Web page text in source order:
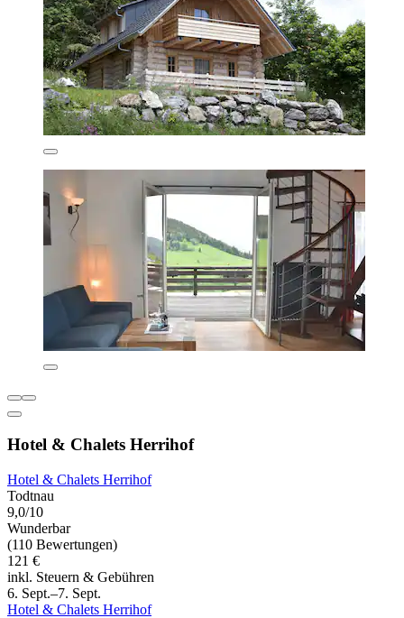
Hotel & Chalets Herrihof
Hotel & Chalets Herrihof
Todtnau
9,0/10
Wunderbar
(110 Bewertungen)
121 €
inkl. Steuern & Gebühren
6. Sept.–7. Sept.
Hotel & Chalets Herrihof